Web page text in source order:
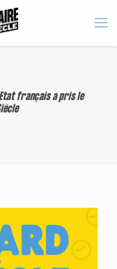
français a pris le